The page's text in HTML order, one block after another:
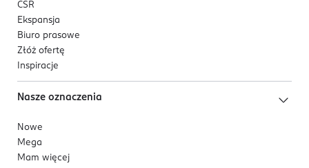
CSR
Ekspansja
Biuro prasowe
Złóż ofertę
Inspiracje
Nasze oznaczenia
Nowe
Mega
Mam więcej